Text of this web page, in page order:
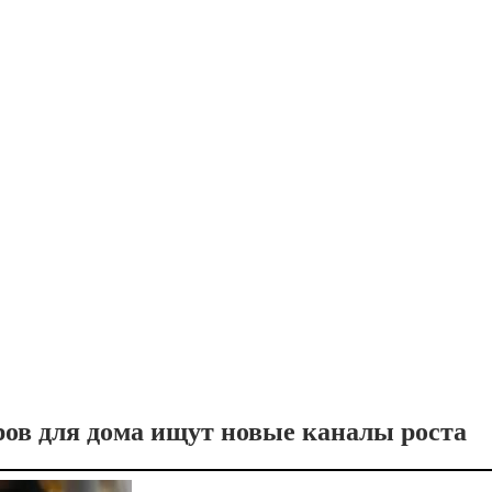
для дома ищут новые каналы роста